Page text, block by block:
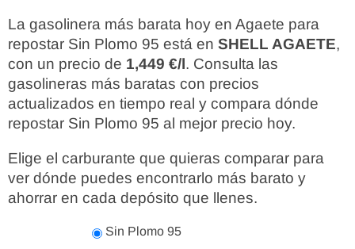
La gasolinera más barata hoy en Agaete para
repostar Sin Plomo 95 está en SHELL AGAETE,
con un precio de 1,449 €/l. Consulta las
gasolineras más baratas con precios
actualizados en tiempo real y compara dónde
repostar Sin Plomo 95 al mejor precio hoy.
Elige el carburante que quieras comparar para
ver dónde puedes encontrarlo más barato y
ahorrar en cada depósito que llenes.
Sin Plomo 95